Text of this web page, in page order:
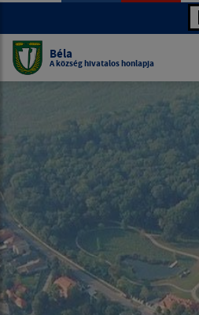
Béla
A község hivatalos honlapja